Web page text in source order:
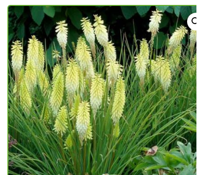
SADNICE
UKRASNO BILJE I TRAJNICE
GRMOVI/DRVEĆE
HIT SEZONE*** VRTNI SLJEZOVI
UKRASNE TRAVE
HORTENZIJE
LJEKOVITO I ZAČINSKO
VOĆE / BOBIČASTO VOĆE
Sjeme
Sjeme povrća